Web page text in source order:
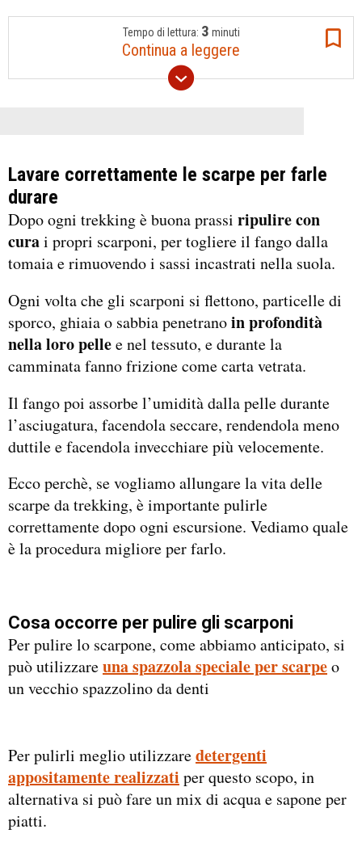
Tempo di lettura: 3 minuti
Continua a leggere
Lavare correttamente le scarpe per farle
durare
Dopo ogni trekking è buona prassi ripulire con
curai propri scarponi, per togliere il fango dalla
tomaia e rimuovendo i sassi incastrati nella suola.
Ogni volta che gli scarponi si flettono, particelle di
sporco, ghiaia o sabbia penetranoin profondità
nella loro pellee nel tessuto, e durante la
camminata fanno frizione come carta vetrata.
Il fango poi assorbe l’umidità dalla pelle durante
l’asciugatura, facendola seccare, rendendola meno
duttile e facendola invecchiare più velocemente.
Ecco perchè, se vogliamo allungare la vita delle
scarpe da trekking, è importante pulirle
correttamente dopo ogni escursione. Vediamo quale
è la procedura migliore per farlo.
Cosa occorre per pulire gli scarponi
Per pulire lo scarpone, come abbiamo anticipato, si
può utilizzareuna spazzola speciale per scarpeo
un vecchio spazzolino da denti
Per pulirli meglio utilizzaredetergenti
appositamente realizzati per questo scopo, in
alternativa si può fare un mix di acqua e sapone per
piatti.